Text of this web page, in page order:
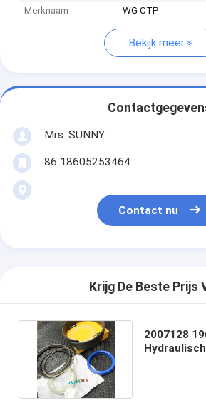
Merknaam
WG CTP
Bekijk meer
Mrs. SUNNY
86 18605253464
Contact nu
Krijg De Beste Prijs
2007128